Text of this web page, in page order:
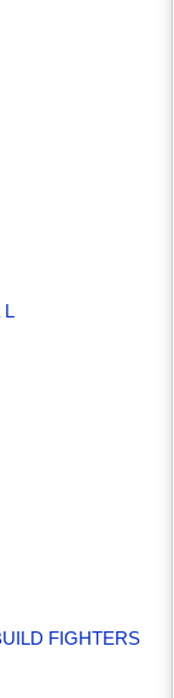
L
FIGHTERS